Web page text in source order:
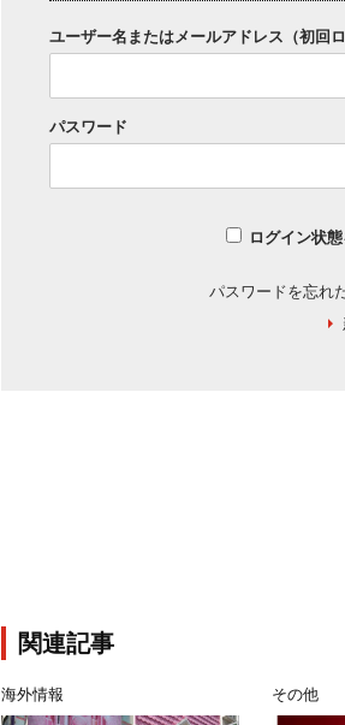
ユーザー名またはメールアドレス（初回
パスワード
ログイン状
パスワードを忘れ
関連記事
海外情報 その他